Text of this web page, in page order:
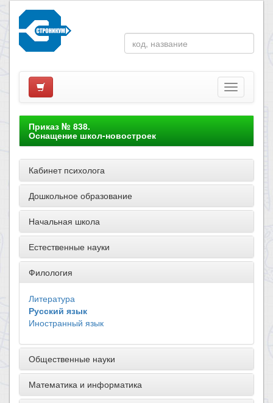
Приказ № 838.
Оснащение школ-новостроек
Кабинет психолога
Дошкольное образование
Начальная школа
Естественные науки
Филология
Литература
Русский язык
Иностранный язык
Общественные науки
Математика и информатика